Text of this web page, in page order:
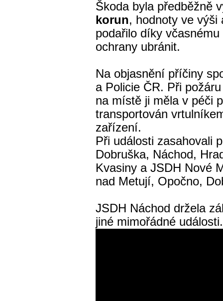
Škoda byla předběžně
korun, hodnoty ve výši
podařilo díky
ochrany ubránit.
Na objasnění příčiny
a Policie ČR. Při
na místě ji měla v péči
transportován
zařízení.
Při události zasahovali
Dobruška, Náchod,
Kvasiny a JSDH Nové
nad Metují, Opočno,
JSDH Náchod držela
jiné mimořádné události.